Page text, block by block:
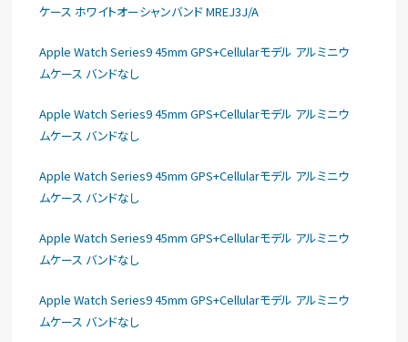
ケース ホワイトオーシャンバンド MREJ3J/A
Apple Watch Series9 45mm GPS+Cellularモデル アルミニウ
ムケース バンドなし
Apple Watch Series9 45mm GPS+Cellularモデル アルミニウ
ムケース バンドなし
Apple Watch Series9 45mm GPS+Cellularモデル アルミニウ
ムケース バンドなし
Apple Watch Series9 45mm GPS+Cellularモデル アルミニウ
ムケース バンドなし
Apple Watch Series9 45mm GPS+Cellularモデル アルミニウ
ムケース バンドなし